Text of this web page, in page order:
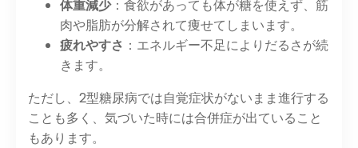
体重減少：食欲があっても体が糖を使えず、筋
肉や脂肪が分解されて痩せてしまいます。
疲れやすさ ：エネルギー不足によりだるさが続
きます。
ただし、2型糖尿病では自覚症状がないまま進行する
ことも多く、気づいた時には合併症が出ていること
もあります。